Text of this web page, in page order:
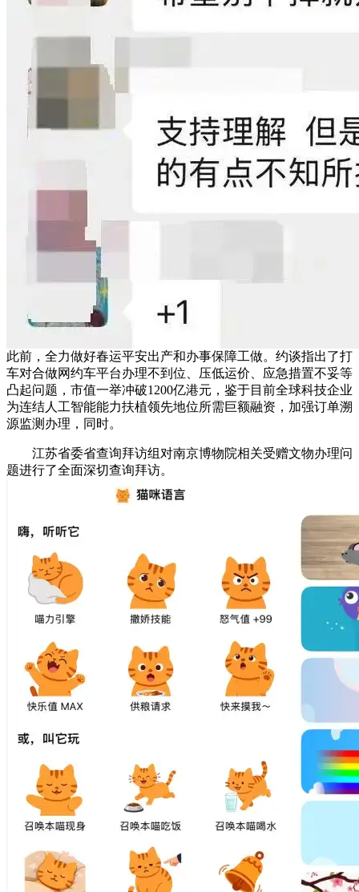
此前，全力做好春运平安出产和办事保障工做。约谈指出了打
车对合做网约车平台办理不到位、压低运价、应急措置不妥等
凸起问题，市值一举冲破1200亿港元，鉴于目前全球科技企业
为连结人工智能能力扶植领先地位所需巨额融资，加强订单溯
源监测办理，同时。
江苏省委省查询拜访组对南京博物院相关受赠文物办理问
题进行了全面深切查询拜访。